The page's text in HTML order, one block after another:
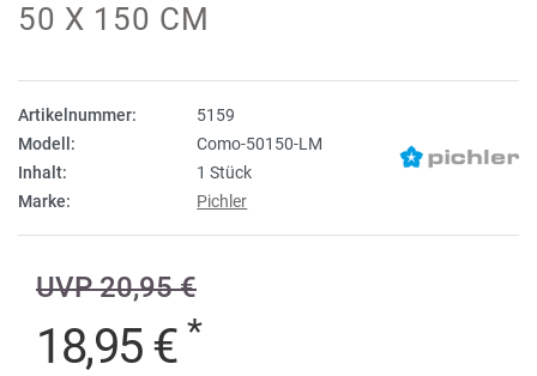
50 X 150 CM
Artikelnummer:
5159
Modell:
Como-50150-LM
Inhalt:
1 Stück
Marke:
Pichler
UVP 20,95 €
18,95 € *